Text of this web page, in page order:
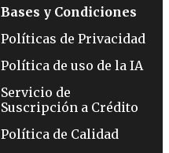
Bases y Condiciones
Políticas de Privacidad
Política de uso de la IA
Servicio de
Suscripción a Crédito
Política de Calidad